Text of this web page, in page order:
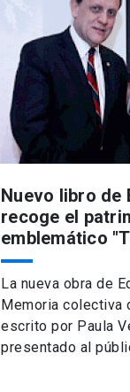
Nuevo libro de
recoge el
emblemático
La nueva obra de
Memoria colectiva
escrito por Paula
presentado al